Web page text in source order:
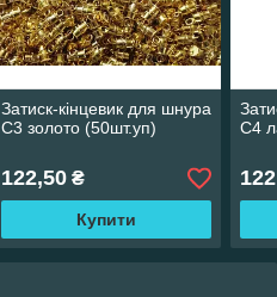
Затиск-кінцевик для шнура
С3 золото (50шт.уп)
122,50₴
Купити
С4